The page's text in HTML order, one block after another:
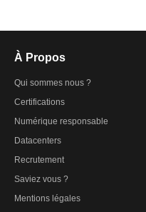
À Propos
Qui sommes nous ?
Certifications
Numérique responsable
Datacenters
Recrutement
Saviez vous ?
Mentions légales